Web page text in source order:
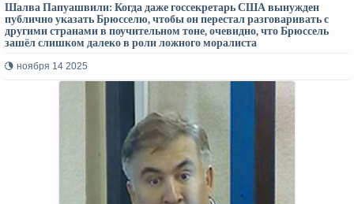
Шалва Папуашвили: Когда даже госсекретарь США вынужден
публично указать Брюсселю, чтобы он перестал разговаривать с
другими странами в поучительном тоне, очевидно, что Брюссель
зашёл слишком далеко в роли ложного моралиста
ноября 14 2025